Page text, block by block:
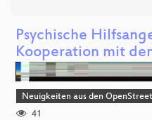
Psychische
Kooperation mit
Neuigkeiten aus den
41